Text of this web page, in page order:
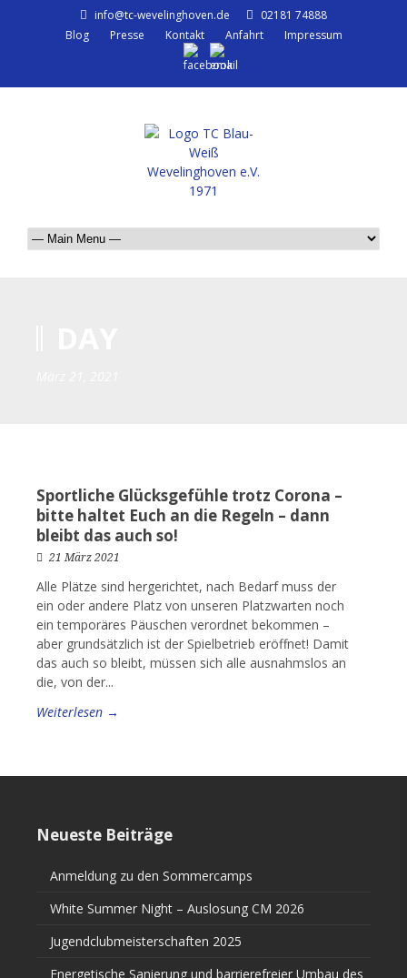
info@tc-wevelinghoven.de
02181 74888
Blog
Presse Kontakt Anfahrt Impressum
Sportliche Glücksgefühle trotz Corona –
bitte haltet Euch an die Regeln – dann
bleibt das auch so!
21 März 2021
Alle Plätze sind hergerichtet, nach Bedarf muss der
ein oder andere Platz von unseren Platzwarten noch
ein temporäres Päuschen verordnet bekommen –
aber grundsätzlich ist der Spielbetrieb eröffnet! Damit
das auch so bleibt, müssen sich alle ausnahmslos an
die, von der...
Weiterlesen →
Neueste Beiträge
Anmeldung zu den Sommercamps
White Summer Night – Auslosung CM 2026
Jugendclubmeisterschaften 2025
Energetische Sanierung und barrierefreier Umbau des